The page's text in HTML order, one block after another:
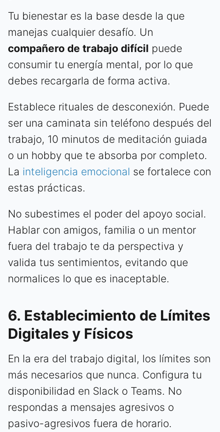
Tu bienestar es la base desde la que
manejas cualquier desafío. Un
compañero de trabajo difícil puede
consumir tu energía mental, por lo que
debes recargarla de forma activa.
Establece rituales de desconexión. Puede
ser una caminata sin teléfono después del
trabajo, 10 minutos de meditación guiada
o un hobby que te absorba por completo.
La inteligencia emocional se fortalece con
estas prácticas.
No subestimes el poder del apoyo social.
Hablar con amigos, familia o un mentor
fuera del trabajo te da perspectiva y
valida tus sentimientos, evitando que
normalices lo que es inaceptable.
6. Establecimiento de Límites
Digitales y Físicos
En la era del trabajo digital, los límites son
más necesarios que nunca. Configura tu
disponibilidad en Slack o Teams. No
respondas a mensajes agresivos o
pasivo-agresivos fuera de horario.